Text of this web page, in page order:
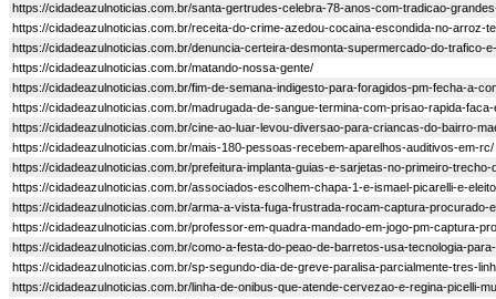
https://cidadeazulnoticias.com.br/santa-gertrudes-celebra-78-anos-com-tradicao-
https://cidadeazulnoticias.com.br/receita-do-crime-azedou-cocaina-escondida-no-arroz-
https://cidadeazulnoticias.com.br/denuncia-certeira-desmonta-supermercado-do-trafico-
https://cidadeazulnoticias.com.br/matando-nossa-gente/
https://cidadeazulnoticias.com.br/fim-de-semana-indigesto-para-foragidos-pm-fecha-a-
https://cidadeazulnoticias.com.br/madrugada-de-sangue-termina-com-prisao-rapida-
https://cidadeazulnoticias.com.br/cine-ao-luar-levou-diversao-para-criancas-do-bairro-
https://cidadeazulnoticias.com.br/mais-180-pessoas-recebem-aparelhos-auditivos-em-rc/
https://cidadeazulnoticias.com.br/prefeitura-implanta-guias-e-sarjetas-no-primeiro-trecho-
https://cidadeazulnoticias.com.br/associados-escolhem-chapa-1-e-ismael-picarelli-e-
https://cidadeazulnoticias.com.br/arma-a-vista-fuga-frustrada-rocam-captura-
https://cidadeazulnoticias.com.br/professor-em-quadra-mandado-em-jogo-pm-captura-
https://cidadeazulnoticias.com.br/como-a-festa-do-peao-de-barretos-usa-tecnologia-
https://cidadeazulnoticias.com.br/sp-segundo-dia-de-greve-paralisa-parcialmente-tres-
https://cidadeazulnoticias.com.br/linha-de-onibus-que-atende-cervezao-e-regina-picelli-